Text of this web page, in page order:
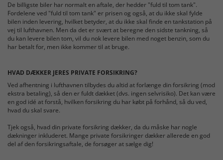
De billigste biler har normalt en aftale, der hedder "fuld til tom tank".
Fordelene ved "fuld til tom tank" er prisen og også, at du ikke skal fylde
bilen inden levering, hvilket betyder, at du ikke skal finde en tankstation på
vej til lufthavnen. Men da det er svært at beregne den sidste tankning, så
du kan levere bilen tom, vil du nok levere bilen med noget benzin, som du
har betalt for, men ikke kommer til at bruge.
HVAD DÆKKER JERES PRIVATE FORSIKRING?
Ved afhentning i lufthavnen tilbydes du altid at forlænge din forsikring (mod
ekstra betaling), så den er fuldt dækket (dvs. ingen selvrisiko). Det kan være
en god idé at forstå, hvilken forsikring du har købt på forhånd, så du ved,
hvad du skal svare.
Tjek også, hvad din private forsikring dækker, da du måske har nogle
dækninger inkluderet. Mange private forsikringer dækker allerede en god
del af den forsikringsaftale, de forsøger at sælge dig!